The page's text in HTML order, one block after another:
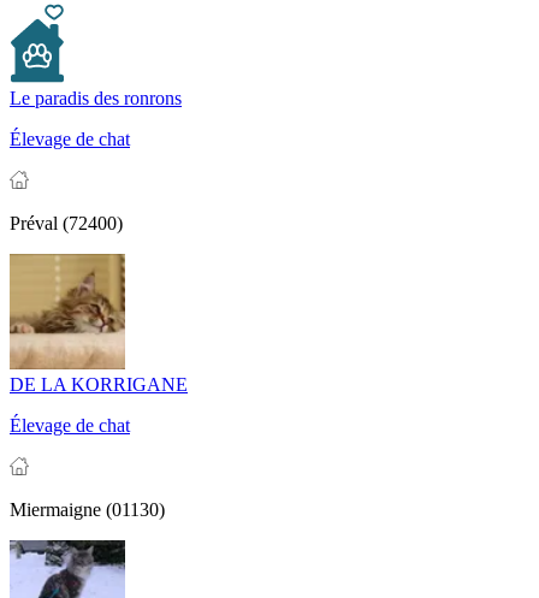
Le paradis des ronrons
Élevage de chat
Préval (72400)
DE LA KORRIGANE
Élevage de chat
Miermaigne (01130)